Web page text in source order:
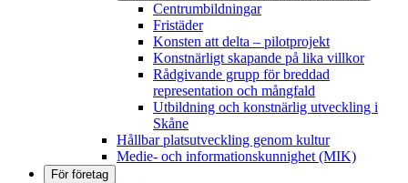
Centrumbildningar
Fristäder
Konsten att delta – pilotprojekt
Konstnärligt skapande på lika villkor
Rådgivande grupp för breddad
representation och mångfald
Utbildning och konstnärlig utveckling i
Skåne
Hållbar platsutveckling genom kultur
Medie- och informationskunnighet (MIK)
För företag